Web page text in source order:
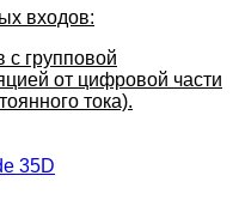
входов:
с групповой
от цифровой части
тока).
35D